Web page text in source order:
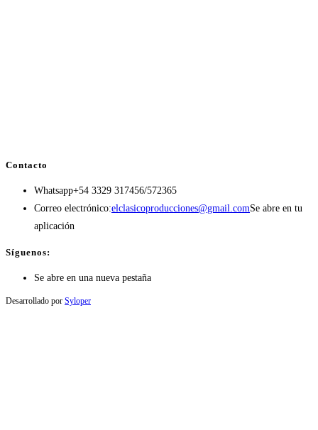
Contacto
Whatsapp+54 3329 317456/572365
Correo electrónico:elclasicoproducciones@gmail.comSe abre en tu
aplicación
Síguenos:
Se abre en una nueva pestaña
Desarrollado por Syloper